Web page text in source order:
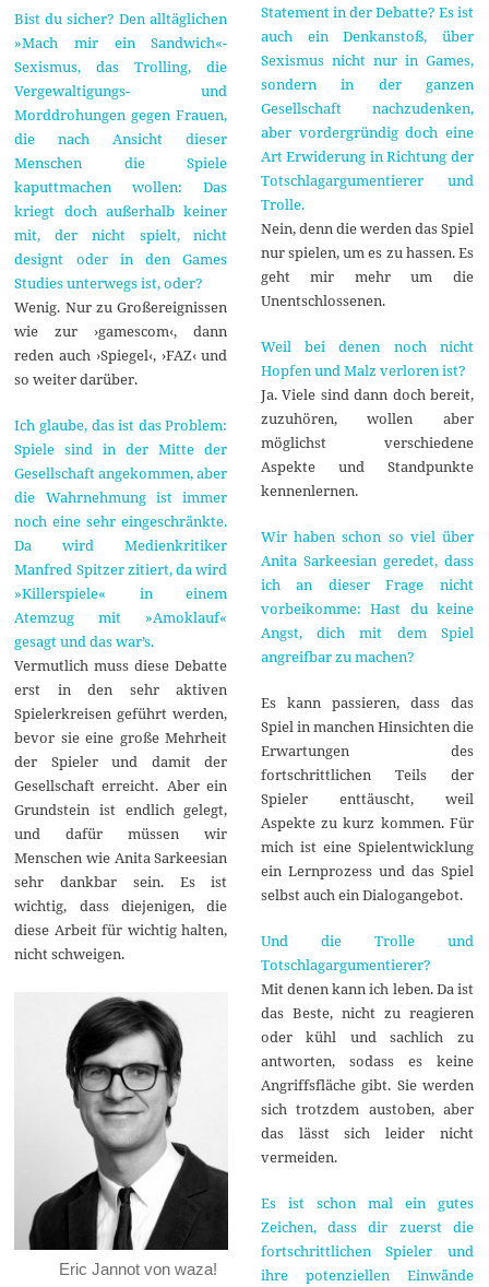
Bist du sicher? Den alltäglichen
»Mach mir ein Sandwich«-
Sexismus, das Trolling, die
Vergewaltigungs- und
Morddrohungen gegen Frauen,
die nach Ansicht dieser
Menschen die Spiele
kaputtmachen wollen: Das
kriegt doch außerhalb keiner
mit, der nicht spielt, nicht
designt oder in den Games
Studies unterwegs ist, oder?
Wenig. Nur zu Großereignissen
wie zur ›gamescom‹, dann
reden auch ›Spiegel‹, ›FAZ‹ und
so weiter darüber.
Ich glaube, das ist das Problem:
Spiele sind in der Mitte der
Gesellschaft angekommen, aber
die Wahrnehmung ist immer
noch eine sehr eingeschränkte.
Da wird Medienkritiker
Manfred Spitzer zitiert, da wird
»Killerspiele« in einem
Atemzug mit »Amoklauf«
gesagt und das war’s.
Vermutlich muss diese Debatte
erst in den sehr aktiven
Spielerkreisen geführt werden,
bevor sie eine große Mehrheit
der Spieler und damit der
Gesellschaft erreicht. Aber ein
Grundstein ist endlich gelegt,
und dafür müssen wir
Menschen wie Anita Sarkeesian
sehr dankbar sein. Es ist
wichtig, dass diejenigen, die
diese Arbeit für wichtig halten,
nicht schweigen.
Eric Jannot von waza!
Statement in der Debatte? Es ist
auch ein Denkanstoß, über
Sexismus nicht nur in Games,
sondern in der ganzen
Gesellschaft nachzudenken,
aber vordergründig doch eine
Art Erwiderung in Richtung der
Totschlagargumentierer und
Trolle.
Nein, denn die werden das Spiel
nur spielen, um es zu hassen. Es
geht mir mehr um die
Unentschlossenen.
Weil bei denen noch nicht
Hopfen und Malz verloren ist?
Ja. Viele sind dann doch bereit,
zuzuhören, wollen aber
möglichst verschiedene
Aspekte und Standpunkte
kennenlernen.
Wir haben schon so viel über
Anita Sarkeesian geredet, dass
ich an dieser Frage nicht
vorbeikomme: Hast du keine
Angst, dich mit dem Spiel
angreifbar zu machen?
Es kann passieren, dass das
Spiel in manchen Hinsichten die
Erwartungen des
fortschrittlichen Teils der
Spieler enttäuscht, weil
Aspekte zu kurz kommen. Für
mich ist eine Spielentwicklung
ein Lernprozess und das Spiel
selbst auch ein Dialogangebot.
Und die Trolle und
Totschlagargumentierer?
Mit denen kann ich leben. Da ist
das Beste, nicht zu reagieren
oder kühl und sachlich zu
antworten, sodass es keine
Angriffsfläche gibt. Sie werden
sich trotzdem austoben, aber
das lässt sich leider nicht
vermeiden.
Es ist schon mal ein gutes
Zeichen, dass dir zuerst die
fortschrittlichen Spieler und
ihre potenziellen Einwände